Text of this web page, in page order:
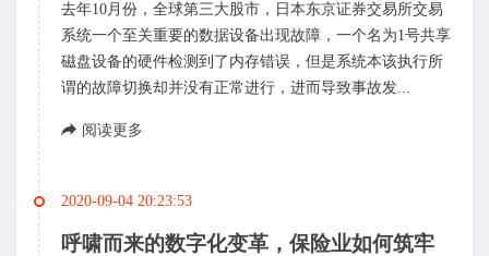
去年10月份，全球第三大股市，日本东京证券交易所交易
系统一个至关重要的数据设备出现故障，一个名为1号共享
磁盘设备的硬件检测到了内存错误，但是系统本该执行所
谓的故障切换却并没有正常进行，进而导致事故发...
阅读更多
2020-09-04 20:23:53
呼啸而来的数字化变革，保险业如何筑牢